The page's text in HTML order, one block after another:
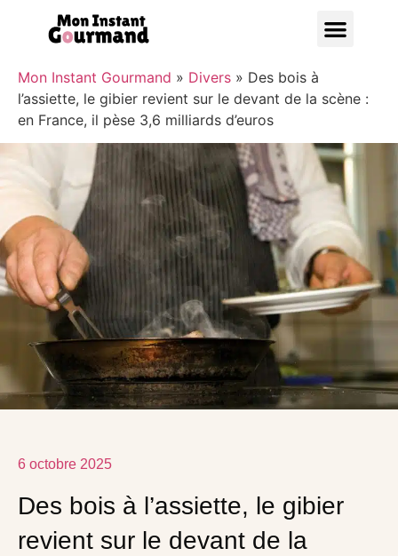
Mon Instant Gourmand » Divers » Des bois à
l’assiette, le gibier revient sur le devant de la scène :
en France, il pèse 3,6 milliards d’euros
6 octobre 2025
Des bois à l’assiette, le gibier
revient sur le devant de la